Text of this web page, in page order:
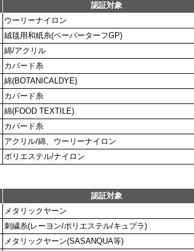
認証対象
ウーリーナイロン
絨毯用和紙糸(ペーパーターフGP)
綿/アクリル
カバード糸
綿(BOTANICALDYE)
カバード糸
綿(FOOD TEXTILE)
カバード糸
アクリル/綿、ウーリーナイロン
ポリエステル/ナイロン
認証対象
メタリックヤーン
刺繍糸(レーヨン/ポリエステル/キュプラ)
メタリックヤーン(SASANQUA等)